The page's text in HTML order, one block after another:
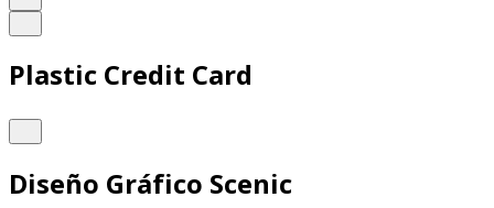
Plastic Credit Card
Diseño Gráfico Scenic